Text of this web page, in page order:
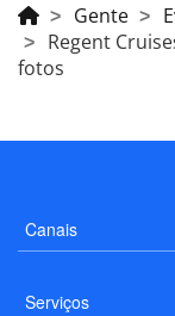
Gente
Regent
fotos
Canais
Serviços